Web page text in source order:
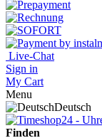
Live-Chat
Sign in
My Cart
Menu
Deutsch
Finden